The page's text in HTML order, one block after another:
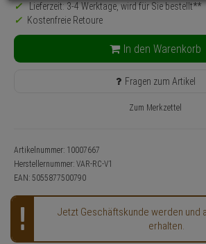
Lieferzeit: 3-4 Werktage, wird für Sie bestellt**
Kostenfreie Retoure
In den Warenkorb
Fragen zum Artikel
Zum Merkzettel
Artikelnummer: 10007667
Herstellernummer: VAR-RC-V1
EAN: 5055877500790
Jetzt Geschäftskunde werden und
erhalten.